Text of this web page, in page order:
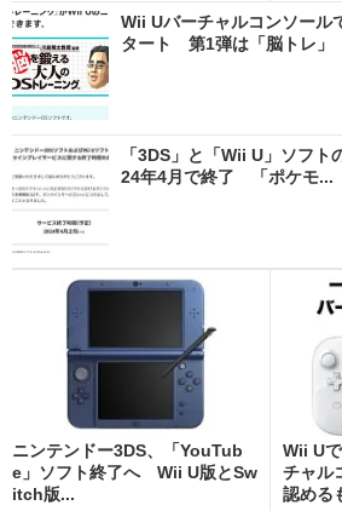
Wii Uバーチャルコンソール
タート 第1弾は「脳トレ
「3DS」と「Wii U」ソフト
24年4月で終了 「ポケモ...
ニンテンドー3DS、「YouTub
e」ソフト終了へ Wii U版とSw
itch版...
Wii U
チャル
認める